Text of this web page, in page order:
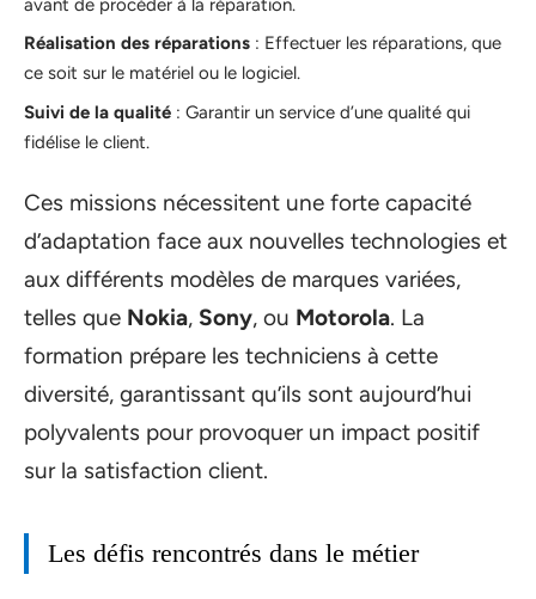
avant de procéder à la réparation.
Réalisation des réparations : Effectuer les réparations, que
ce soit sur le matériel ou le logiciel.
Suivi de la qualité : Garantir un service d’une qualité qui
fidélise le client.
Ces missions nécessitent une forte capacité
d’adaptation face aux nouvelles technologies et
aux différents modèles de marques variées,
telles que Nokia, Sony, ou Motorola. La
formation prépare les techniciens à cette
diversité, garantissant qu’ils sont aujourd’hui
polyvalents pour provoquer un impact positif
sur la satisfaction client.
Les défis rencontrés dans le métier